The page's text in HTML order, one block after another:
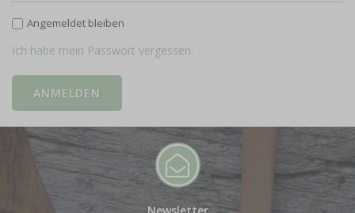
Angemeldet bleiben
Ich habe mein Passwort vergessen.